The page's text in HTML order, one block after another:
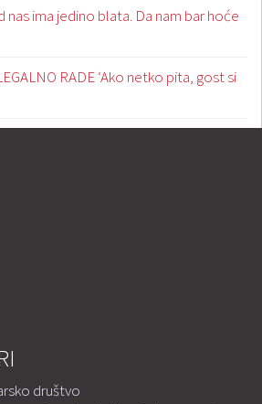
nas ima jedino blata. Da nam bar hoće
RADE ‘Ako netko pita, gost si
društvo